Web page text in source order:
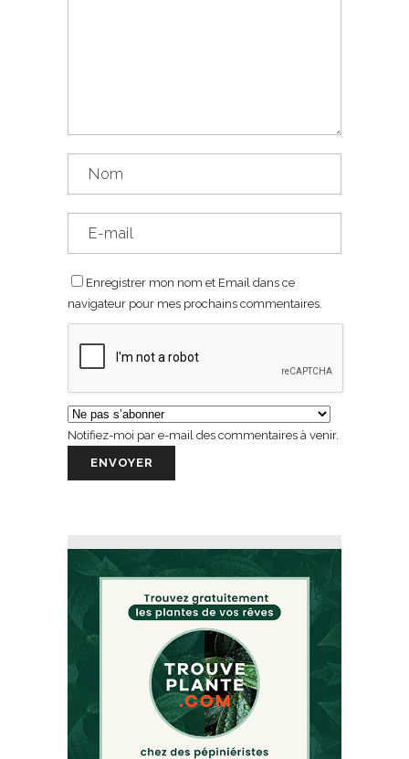
Enregistrer mon nom et Email dans ce
navigateur pour mes prochains commentaires.
Notifiez-moi par e-mail des commentaires à venir.